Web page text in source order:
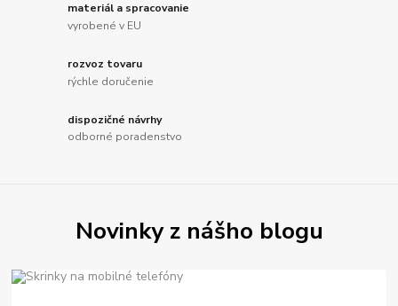
materiál a spracovanie
vyrobené v EU
rozvoz tovaru
rýchle doručenie
dispozičné návrhy
odborné poradenstvo
Novinky z nášho blogu